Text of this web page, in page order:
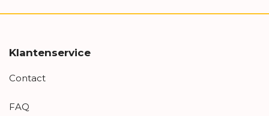
Klantenservice
Contact
FAQ